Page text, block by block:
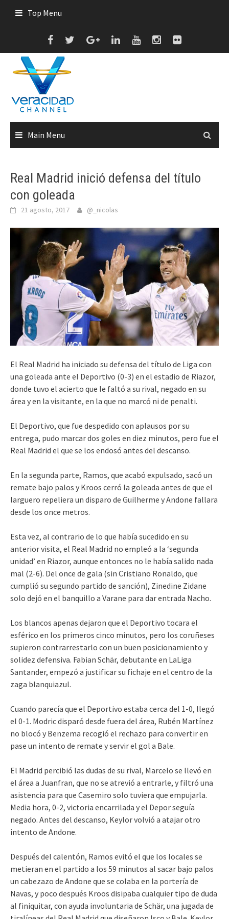
Top Menu
Main Menu
Real Madrid inició defensa del título
con goleada
21 agosto, 2017 @_nicolas
El Real Madrid ha iniciado su defensa del título de Liga con
una goleada ante el Deportivo (0-3) en el estadio de Riazor,
donde tuvo el acierto que le faltó a su rival, negado en su
área y en la visitante, en la que no marcó ni de penalti.
El Deportivo, que fue despedido con aplausos por su
entrega, pudo marcar dos goles en diez minutos, pero fue el
Real Madrid el que se los endosó antes del descanso.
En la segunda parte, Ramos, que acabó expulsado, sacó un
remate bajo palos y Kroos cerró la goleada antes de que el
larguero repeliera un disparo de Guilherme y Andone fallara
desde los once metros.
Esta vez, al contrario de lo que había sucedido en su
anterior visita, el Real Madrid no empleó a la ‘segunda
unidad’ en Riazor, aunque entonces no le había salido nada
mal (2-6). Del once de gala (sin Cristiano Ronaldo, que
cumplió su segundo partido de sanción), Zinedine Zidane
solo dejó en el banquillo a Varane para dar entrada Nacho.
Los blancos apenas dejaron que el Deportivo tocara el
esférico en los primeros cinco minutos, pero los coruñeses
supieron contrarrestarlo con un buen posicionamiento y
solidez defensiva. Fabian Schär, debutante en LaLiga
Santander, empezó a justificar su fichaje en el centro de la
zaga blanquiazul.
Cuando parecía que el Deportivo estaba cerca del 1-0, llegó
el 0-1. Modric disparó desde fuera del área, Rubén Martínez
no blocó y Benzema recogió el rechazo para convertir en
pase un intento de remate y servir el gol a Bale.
El Madrid percibió las dudas de su rival, Marcelo se llevó en
el área a Juanfran, que no se atrevió a entrarle, y filtró una
asistencia para que Casemiro solo tuviera que empujarla.
Media hora, 0-2, victoria encarrilada y el Depor seguía
negado. Antes del descanso, Keylor volvió a atajar otro
intento de Andone.
Después del calentón, Ramos evitó el que los locales se
metieran en el partido a los 59 minutos al sacar bajo palos
un cabezazo de Andone que se colaba en la portería de
Navas, y poco después Kroos disipaba cualquier tipo de duda
al finiquitar, con ayuda involuntaria de Schär, una jugada de